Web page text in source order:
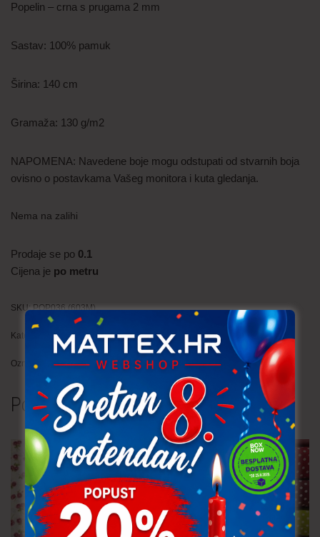
Popelin – crna s prugama 2 mm
Sastav: 100% pamuk
Širina: 140 cm
Gramaža: 130 g/m2
NAPOMENA: Navedene boje mogu odstupati od stvarnih boja
ovisno o postavkama Vašeg monitora i kuta gledanja.
Nema na zalihi
Prodaje se po 0.1
Cijena je po metru
SKU:POP036 (603M)
Kategorija:Popelin
Oznake: ljeto,pamuk
Povezani proizvodi